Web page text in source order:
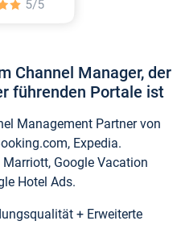
Channel Manager, der
führenden Portale ist
Management Partner von
Expedia.
Google Vacation
Hotel Ads.
+ Erweiterte